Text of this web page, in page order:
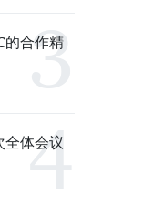
的合作精
全体会议